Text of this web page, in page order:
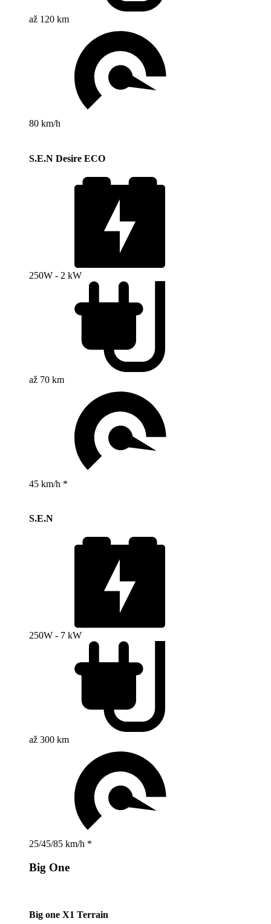
až 120 km
80 km/h
S.E.N Desire ECO
250W - 2 kW
až 70 km
45 km/h *
S.E.N
250W - 7 kW
až 300 km
25/45/85 km/h *
Big One
Big one X1 Terrain